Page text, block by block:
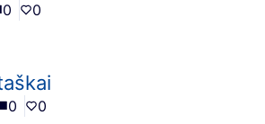
0 0
0 0